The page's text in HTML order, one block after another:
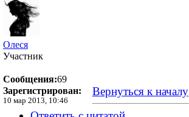
Олеся
Участник
Сообщения:69
Зарегистрирован:
10 мар 2013, 10:46
Вернуться к началу